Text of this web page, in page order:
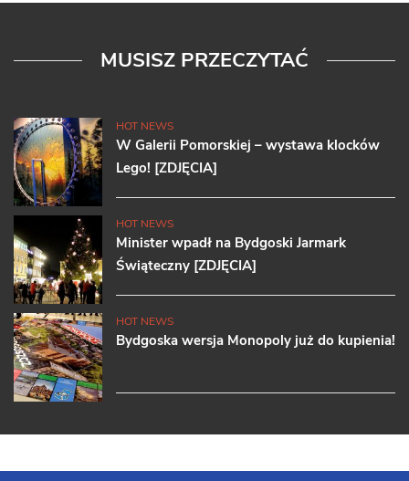
MUSISZ PRZECZYTAĆ
HOT NEWS
W Galerii Pomorskiej – wystawa klocków
Lego! [ZDJĘCIA]
HOT NEWS
Minister wpadł na Bydgoski Jarmark
Świąteczny [ZDJĘCIA]
HOT NEWS
Bydgoska wersja Monopoly już do kupienia!